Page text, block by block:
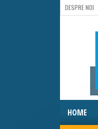
DESPRE NOI
HOME